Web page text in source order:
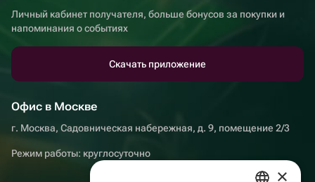
Личный кабинет получателя, больше бонусов за покупки и
напоминания о событиях
Скачать приложение
Офис в Москве
г. Москва, Садовническая набережная, д. 9, помещение 2/3
Режим работы: круглосуточно
×